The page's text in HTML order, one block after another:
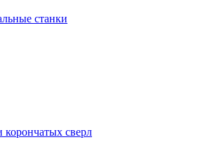
станки
корончатых сверл